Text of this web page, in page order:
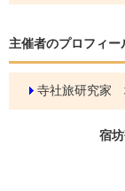
主催者のプロフィー
寺社旅研究家
宿